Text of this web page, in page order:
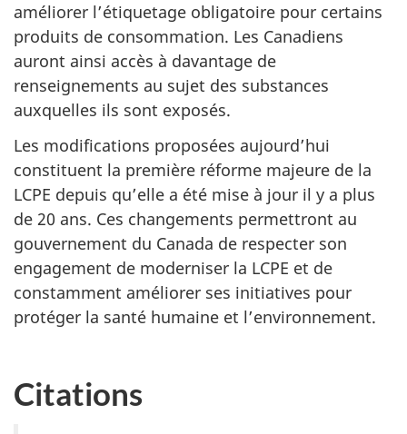
améliorer l’étiquetage obligatoire pour certains
produits de consommation. Les Canadiens
auront ainsi accès à davantage de
renseignements au sujet des substances
auxquelles ils sont exposés.
Les modifications proposées aujourd’hui
constituent la première réforme majeure de la
LCPE depuis qu’elle a été mise à jour il y a plus
de 20 ans. Ces changements permettront au
gouvernement du Canada de respecter son
engagement de moderniser la LCPE et de
constamment améliorer ses initiatives pour
protéger la santé humaine et l’environnement.
Citations